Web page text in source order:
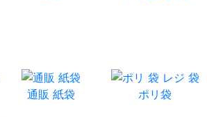
通販 紙袋 ポリ袋